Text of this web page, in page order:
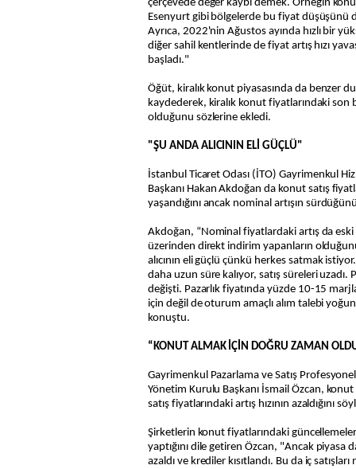
çerçevede değer kaybı demek. Örneğin
Esenyurt gibi bölgelerde bu fiyat düşüşünü
Ayrıca, 2022'nin Ağustos ayında hızlı bir
diğer sahil kentlerinde de fiyat artış hızı
başladı."
Öğüt, kiralık konut piyasasında da benzer
kaydederek, kiralık konut fiyatlarındaki son
olduğunu sözlerine ekledi.
"ŞU ANDA ALICININ ELİ GÜÇLÜ"
İstanbul Ticaret Odası (İTO) Gayrimenkul
Başkanı Hakan Akdoğan da konut satış
yaşandığını ancak nominal artışın
Akdoğan, “Nominal fiyatlardaki artış da eski
üzerinden direkt indirim yapanların
alıcının eli güçlü çünkü herkes satmak
daha uzun süre kalıyor, satış süreleri uzadı.
değişti. Pazarlık fiyatında yüzde 10-15
için değil de oturum amaçlı alım talebi
konuştu.
“KONUT ALMAK İÇİN DOĞRU ZAMAN
Gayrimenkul Pazarlama ve Satış
Yönetim Kurulu Başkanı İsmail Özcan,
satış fiyatlarındaki artış hızının azaldığını
Şirketlerin konut fiyatlarındaki
yaptığını dile getiren Özcan, "Ancak piyasa
azaldı ve krediler kısıtlandı. Bu da iç